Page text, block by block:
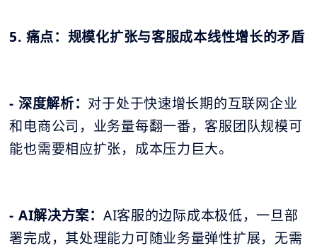
5. 痛点：规模化扩张与客服成本线性增长的矛盾
- 深度解析： 对于处于快速增长期的互联网企业
和电商公司，业务量每翻一番，客服团队规模可
能也需要相应扩张，成本压力巨大。
- AI解决方案： AI客服的边际成本极低，一旦部
署完成，其处理能力可随业务量弹性扩展，无需